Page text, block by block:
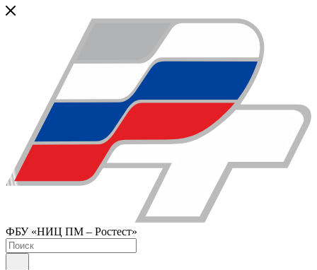
ФБУ «НИЦ ПМ – Ростест»